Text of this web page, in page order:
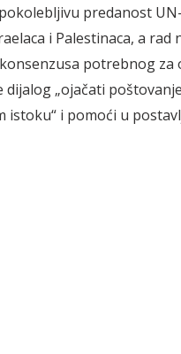
predanost
i Palestinaca, a rad
potrebnog za
dijalog „ojačati
i pomoći u